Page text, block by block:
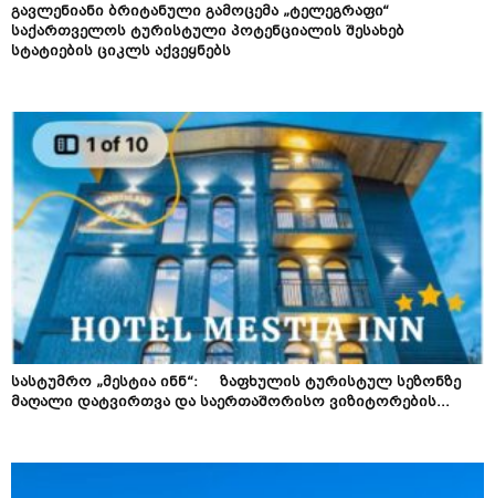
გავლენიანი ბრიტანული გამოცემა „ტელეგრაფი“
საქართველოს ტურისტული პოტენციალის შესახებ
სტატიების ციკლს აქვეყნებს
სასტუმრო „მესტია ინნ“: ზაფხულის ტურისტულ სეზონზე
მაღალი დატვირთვა და საერთაშორისო ვიზიტორების...